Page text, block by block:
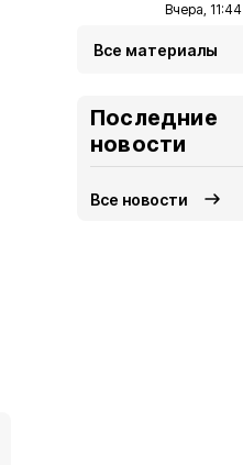
Вчера, 11:44
Все материалы
Последние
новости
Все новости